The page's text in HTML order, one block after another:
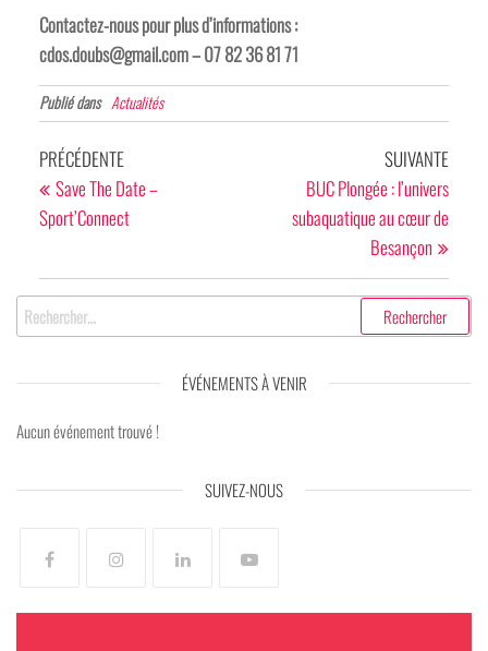
Contactez-nous pour plus d’informations :
cdos.doubs@gmail.com – 07 82 36 81 71
Publié dans Actualités
Navigation
de
l’article
Article
précédent
PRÉCÉDENTE
Save The Date –
Sport’Connect
SUIVANTE
BUC Plongée : l’univers
subaquatique au cœur de
Besançon
Rechercher :
ÉVÉNEMENTS À VENIR
Aucun événement trouvé !
SUIVEZ-NOUS